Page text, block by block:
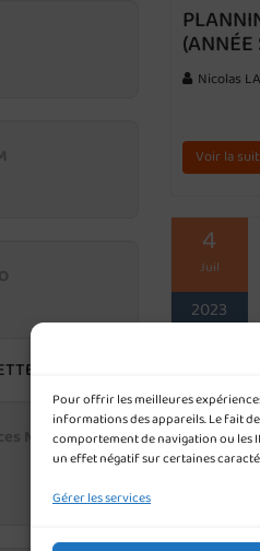
Pour offrir les meilleures
informations des appareils. Le fait
comportement de navigation ou les
un effet négatif sur certaines
Gérer les services
Nicolas
Voir la
4
Juil
2023
Nicolas
POST-BAC
Numériques